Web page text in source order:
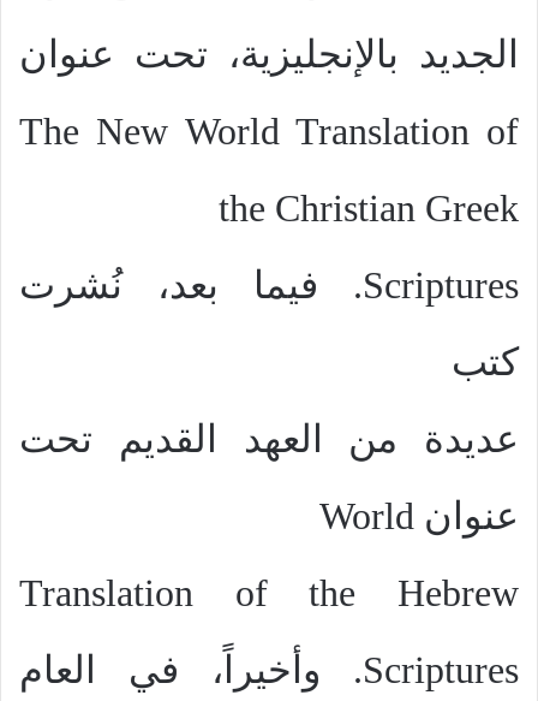
الجديد بالإنجليزية، تحت عنوان
The New World Translation of
the Christian Greek
Scriptures. فيما بعد، نُشرت
كتب
عديدة من العهد القديم تحت
عنوان World
Translation of the Hebrew
Scriptures. وأخيراً، في العام